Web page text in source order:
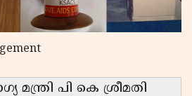
മന്ത്രി പി കെ ശ്രീമതി